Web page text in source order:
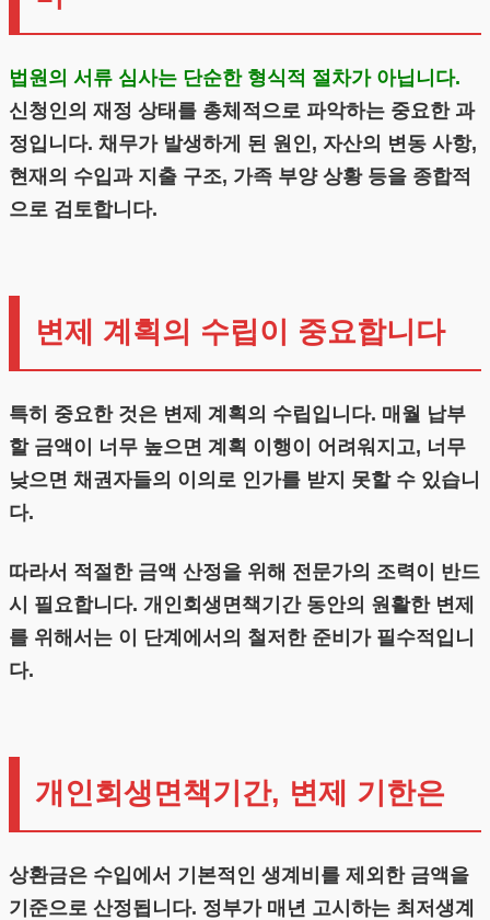
법원의 서류 심사는 단순한 형식적 절차가 아닙니다.
신청인의 재정 상태를 총체적으로 파악하는 중요한 과
정입니다. 채무가 발생하게 된 원인, 자산의 변동 사항,
현재의 수입과 지출 구조, 가족 부양 상황 등을 종합적
으로 검토합니다.
변제 계획의 수립이 중요합니다
특히 중요한 것은 변제 계획의 수립입니다. 매월 납부
할 금액이 너무 높으면 계획 이행이 어려워지고, 너무
낮으면 채권자들의 이의로 인가를 받지 못할 수 있습니
다.
따라서 적절한 금액 산정을 위해 전문가의 조력이 반드
시 필요합니다. 개인회생면책기간 동안의 원활한 변제
를 위해서는 이 단계에서의 철저한 준비가 필수적입니
다.
개인회생면책기간, 변제 기한은
상환금은 수입에서 기본적인 생계비를 제외한 금액을
기준으로 산정됩니다. 정부가 매년 고시하는 최저생계